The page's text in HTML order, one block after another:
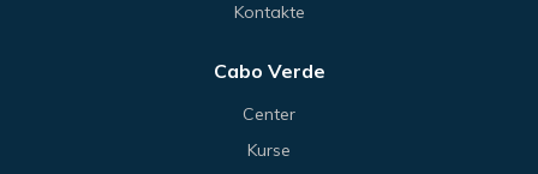
Kontakte
Cabo Verde
Center
Kurse